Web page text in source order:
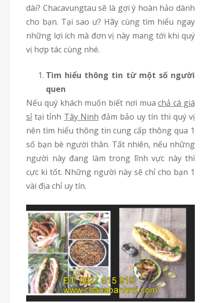
dài? Chacavungtau sẽ là gợi ý hoàn hảo dành
cho bạn. Tại sao ư? Hãy cùng tìm hiểu ngay
những lợi ích mà đơn vị này mang tới khi quý
vị hợp tác cùng nhé.
Tìm hiểu thông tin từ một số người
quen
Nếu quý khách muốn biết nơi muachả cá giá
sỉ tại tỉnh Tây Ninh đảm bảo uy tín thì quý vị
nên tìm hiểu thông tin cung cấp thông qua 1
số bạn bè người thân. Tất nhiên, nếu những
người này đang làm trong lĩnh vực này thì
cực kì tốt. Những người này sẽ chỉ cho bạn 1
vài địa chỉ uy tín.